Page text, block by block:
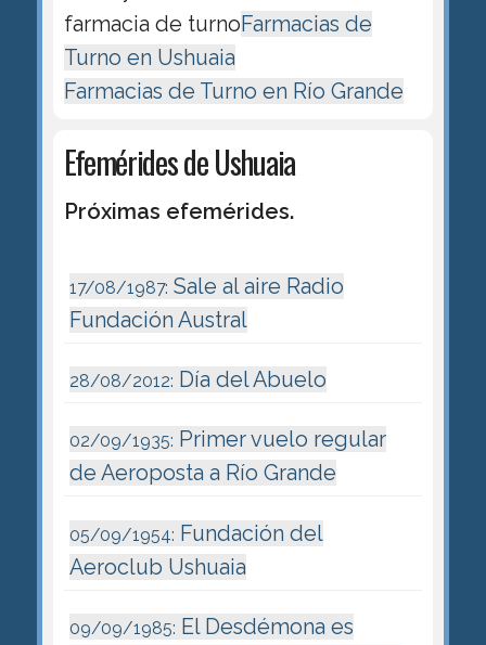
farmacia de turnoFarmacias de
Turno en Ushuaia
Farmacias de Turno en Río Grande
Efemérides de Ushuaia
Próximas efemérides.
17/08/1987: Sale al aire Radio
Fundación Austral
28/08/2012: Día del Abuelo
02/09/1935: Primer vuelo regular
de Aeroposta a Río Grande
05/09/1954: Fundación del
Aeroclub Ushuaia
09/09/1985: El Desdémona es